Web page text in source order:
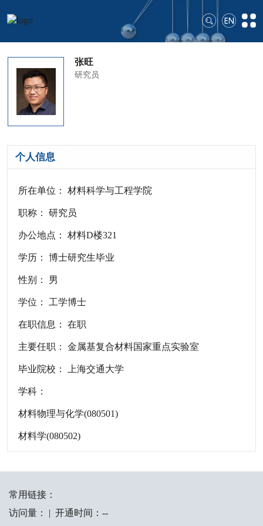
张旺
研究员
个人信息
所在单位： 材料科学与工程学院
职称： 研究员
办公地点： 材料D楼321
学历： 博士研究生毕业
性别： 男
学位： 工学博士
在职信息： 在职
主要任职： 金属基复合材料国家重点实验室
毕业院校： 上海交通大学
学科：
材料物理与化学(080501)
材料学(080502)
常用链接：
访问量：
| 开通时间： --